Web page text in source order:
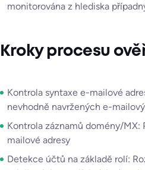
monitorována z hlediska
Kroky procesu
Kontrola syntaxe e-mailové
nevhodně navržených e-
Kontrola záznamů domény/MX:
mailové adresy
Detekce účtů na základě rolí: